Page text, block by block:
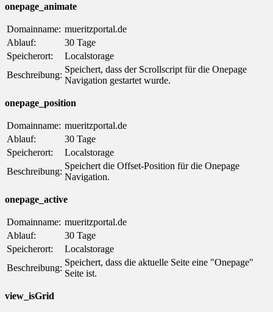
onepage_animate
Domainname: mueritzportal.de
Ablauf:
30 Tage
Speicherort:
Localstorage
Beschreibung:
Speichert, dass der Scrollscript für die Onepage
Navigation gestartet wurde.
onepage_position
Domainname: mueritzportal.de
Ablauf:
30 Tage
Speicherort:
Localstorage
Beschreibung:
Speichert die Offset-Position für die Onepage
Navigation.
onepage_active
Domainname: mueritzportal.de
Ablauf:
30 Tage
Speicherort:
Localstorage
Beschreibung:
Speichert, dass die aktuelle Seite eine "Onepage"
Seite ist.
view_isGrid